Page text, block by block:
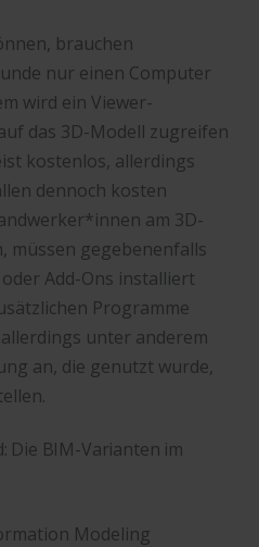
brauchen
nur einen Computer
wird ein Viewer-
das 3D-Modell zugreifen
kostenlos, allerdings
dennoch kosten
am 3D-
müssen gegebenenfalls
Add-Ons installiert
Programme
unter anderem
an, die genutzt wurde,
Die BIM-Varianten im
Modeling